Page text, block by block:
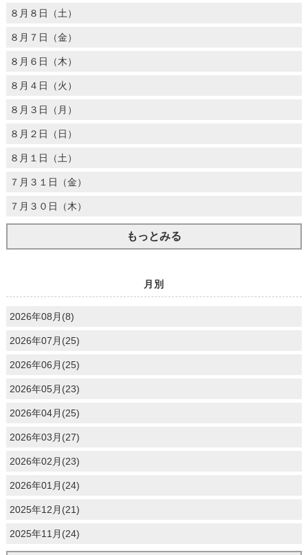
８月８日（土）
８月７日（金）
８月６日（木）
８月４日（火）
８月３日（月）
８月２日（日）
８月１日（土）
７月３１日（金）
７月３０日（木）
もっとみる
月別
2026年08月(8)
2026年07月(25)
2026年06月(25)
2026年05月(23)
2026年04月(25)
2026年03月(27)
2026年02月(23)
2026年01月(24)
2025年12月(21)
2025年11月(24)